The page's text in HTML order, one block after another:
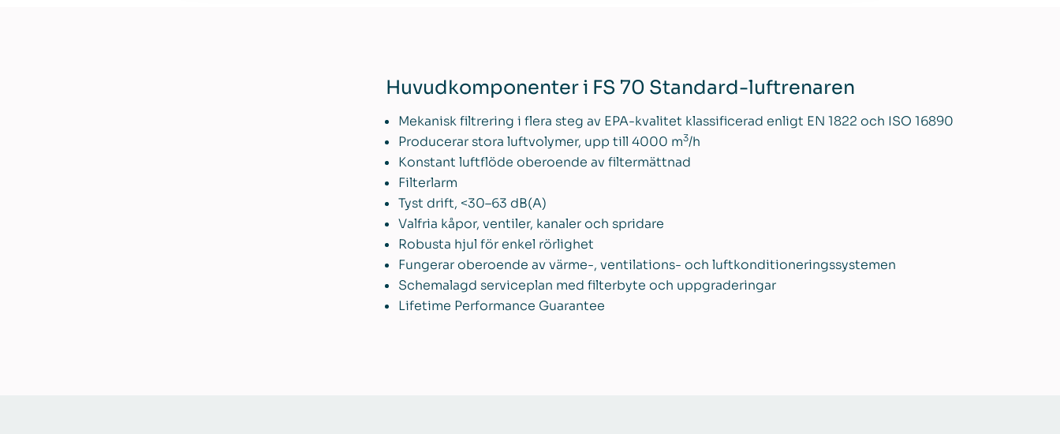
Huvudkomponenter i FS 70 Standard-luftrenaren
Mekanisk filtrering i flera steg av EPA-kvalitet klassificerad enligt EN 1822 och ISO 16890
Producerar stora luftvolymer, upp till 4000 m3/h
Konstant luftflöde oberoende av filtermättnad
Filterlarm
Tyst drift, <30–63 dB(A)
Valfria kåpor, ventiler, kanaler och spridare
Robusta hjul för enkel rörlighet
Fungerar oberoende av värme-, ventilations- och luftkonditioneringssystemen
Schemalagd serviceplan med filterbyte och uppgraderingar
Lifetime Performance Guarantee